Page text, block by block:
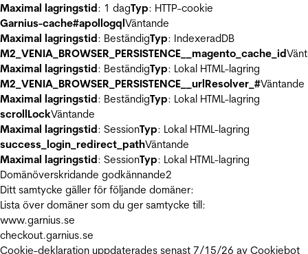
Maximal lagringstid: 1 dagTyp: HTTP-cookie
Garnius-cache#apollogqlVäntande
Maximal lagringstid: BeständigTyp: IndexeradDB
M2_VENIA_BROWSER_PERSISTENCE__magento_cache_id
Maximal lagringstid: BeständigTyp: Lokal HTML-lagring
M2_VENIA_BROWSER_PERSISTENCE__urlResolver_#Väntande
Maximal lagringstid: BeständigTyp: Lokal HTML-lagring
scrollLockVäntande
Maximal lagringstid: SessionTyp: Lokal HTML-lagring
success_login_redirect_pathVäntande
Maximal lagringstid: SessionTyp: Lokal HTML-lagring
Domänöverskridande godkännande2
Ditt samtycke gäller för följande domäner:
Lista över domäner som du ger samtycke till:
www.garnius.se
checkout.garnius.se
Cookie-deklaration uppdaterades senast 7/15/26 av Cookiebot